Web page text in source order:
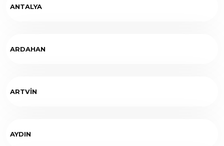
ANTALYA
ARDAHAN
ARTVİN
AYDIN